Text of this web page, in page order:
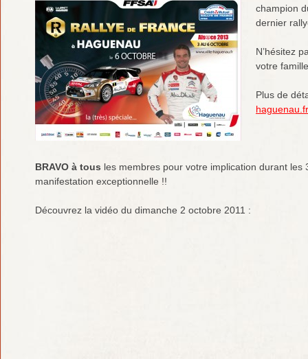
champion
dernier
N’hésitez
votre
Plus de
BRAVO à tous les membres pour votre implication durant les
manifestation exceptionnelle !!
Découvrez la vidéo du dimanche 2 octobre 2011 :